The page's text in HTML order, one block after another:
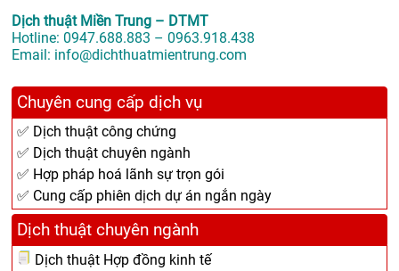
Dịch thuật Miền Trung – DTMT
Hotline: 0947.688.883 – 0963.918.438
Email: info@dichthuatmientrung.com
Chuyên cung cấp dịch vụ
✅ Dịch thuật công chứng
✅ Dịch thuật chuyên ngành
✅ Hợp pháp hoá lãnh sự trọn gói
✅ Cung cấp phiên dịch dự án ngắn ngày
Dịch thuật chuyên ngành
Dịch thuật Hợp đồng kinh tế